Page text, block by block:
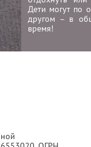
Дети могут по
другом – в
время!